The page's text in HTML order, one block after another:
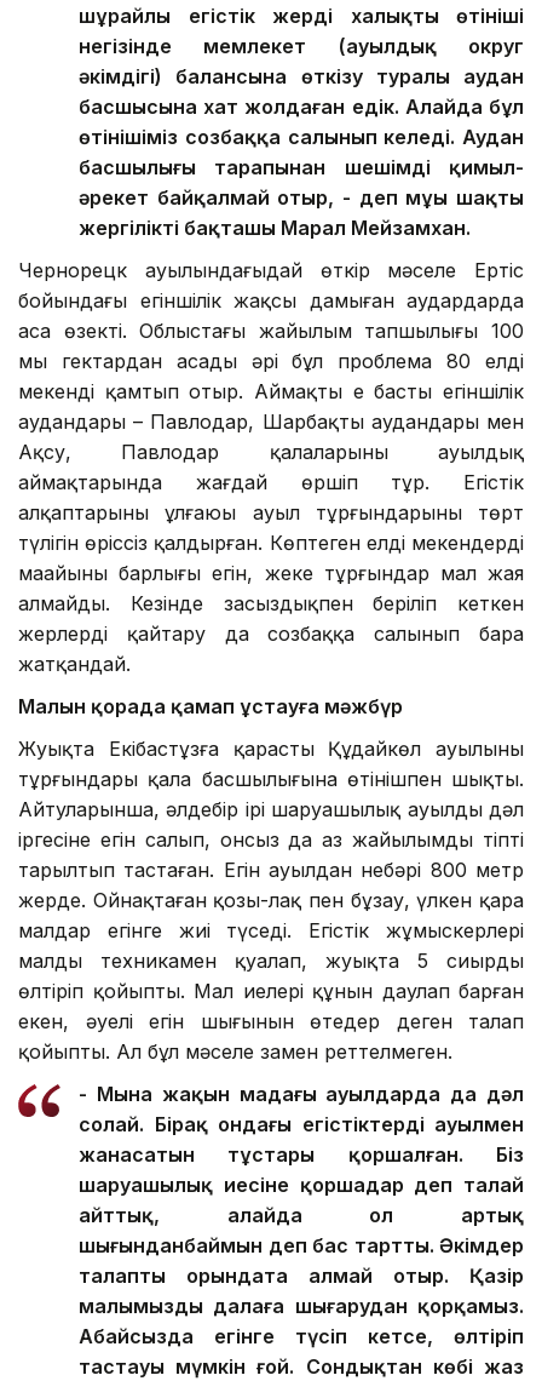
шұрайлы егістік жерді халықтың өтініші
негізінде мемлекет (ауылдық округ
әкімдігі) балансына өткізу туралы аудан
басшысына хат жолдаған едік. Алайда бұл
өтінішіміз созбаққа салынып келеді. Аудан
басшылығы тарапынан шешімді қимыл-
әрекет байқалмай отыр, - деп мұңың шақты
жергілікті бақташы Марал Мейзамхан.
Чернорецк ауылындағыдай өткір мәселе Ертіс
бойындағы егіншілік жақсы дамыған аудардарда
аса өзекті. Облыстағы жайылым тапшылығы 100
мың гектардан асады әрі бұл проблема 80 елді
мекенді қамтып отыр. Аймақтың ең басты егіншілік
аудандары – Павлодар, Шарбақты аудандары мен
Ақсу, Павлодар қалаларының ауылдық
аймақтарында жағдай өршіп тұр. Егістік
алқаптарының ұлғаюы ауыл тұрғындарының төрт
түлігін өріссіз қалдырған. Көптеген елді мекендердің
маңайының барлығы егін, жеке тұрғындар мал жая
алмайды. Кезінде заңсыздықпен беріліп кеткен
жерлерді қайтару да созбаққа салынып бара
жатқандай.
Малын қорада қамап ұстауға мәжбүр
Жуықта Екібастұзға қарасты Құдайкөл ауылының
тұрғындары қала басшылығына өтінішпен шықты.
Айтуларынша, әлдебір ірі шаруашылық ауылдың дәл
іргесіне егін салып, онсыз да аз жайылымды тіпті
тарылтып тастаған. Егін ауылдан небәрі 800 метр
жерде. Ойнақтаған қозы-лақ пен бұзау, үлкен қара
малдар егінге жиі түседі. Егістік жұмыскерлері
малды техникамен қуалап, жуықта 5 сиырды
өлтіріп қойыпты. Мал иелері құнын даулап барған
екен, әуелі егін шығынын өтеңдер деген талап
қойыпты. Ал бұл мәселе заңмен реттелмеген.
- Мына жақын маңдағы ауылдарда да дәл
солай. Бірақ ондағы егістіктердің ауылмен
жанасатын тұстары қоршалған. Біз
шаруашылық иесіне қоршаңдар деп талай
айттық, алайда ол артық
шығынданбаймын деп бас тартты. Әкімдер
талапты орындата алмай отыр. Қазір
малымызды далаға шығарудан қорқамыз.
Абайсызда егінге түсіп кетсе, өлтіріп
тастауы мүмкін ғой. Сондықтан көбі жаз